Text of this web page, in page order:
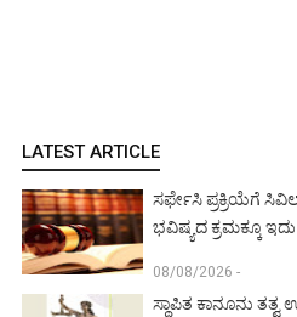
LATEST ARTICLE
ಸರ್ಫೇಸಿ ಪ್ರಕ್ರಿಯೆಗೆ
ಭವಿಷ್ಯದ ಕ್ರಮಕ್ಕೂ
08/08/2026 -
ಸ್ಥಾಪಿತ ಕಾನೂನು